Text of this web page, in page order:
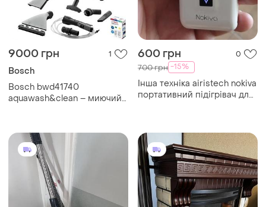
9000 грн 1
Bosch
Bosch bwd41740
aquawash&clean – миючий
600 грн 0
700 грн -15%
Інша техніка airistech nokiva
портативний підігрівач для